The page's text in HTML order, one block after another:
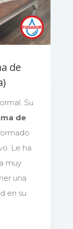
de
Su
de
Le ha
muy
una
en su